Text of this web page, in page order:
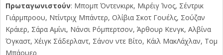
Πρωταγωνιστούν: Μπομπ Όντενκιρκ, Μιρέιγ Ίνος, Σέντρικ
Γιάρμπροου, Ντίντριχ Μπάντερ, Ολίβια Σκοτ Γουέλς, Σούζαν
Κράιερ, Σάρα Αμίνι, Νάνσι Ρόμπερτσον, Άρθουρ Κενγκ, Αλβίνα
Όγκαστ, Χέιγκ Σάδερλαντ, Σάνον ντε Βίτο, Κάιλ ΜακΛάχλαν, Τομ
Μπάουερ